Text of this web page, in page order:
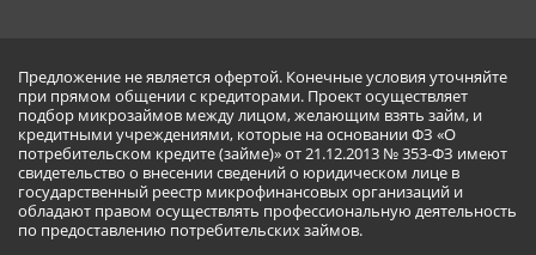
Предложение не является офертой. Конечные условия уточняйте
при прямом общении с кредиторами. Проект осуществляет
подбор микрозаймов между лицом, желающим взять займ, и
кредитными учреждениями, которые на основании ФЗ «О
потребительском кредите (займе)» от 21.12.2013 № 353-ФЗ имеют
свидетельство о внесении сведений о юридическом лице в
государственный реестр микрофинансовых организаций и
обладают правом осуществлять профессиональную деятельность
по предоставлению потребительских займов.